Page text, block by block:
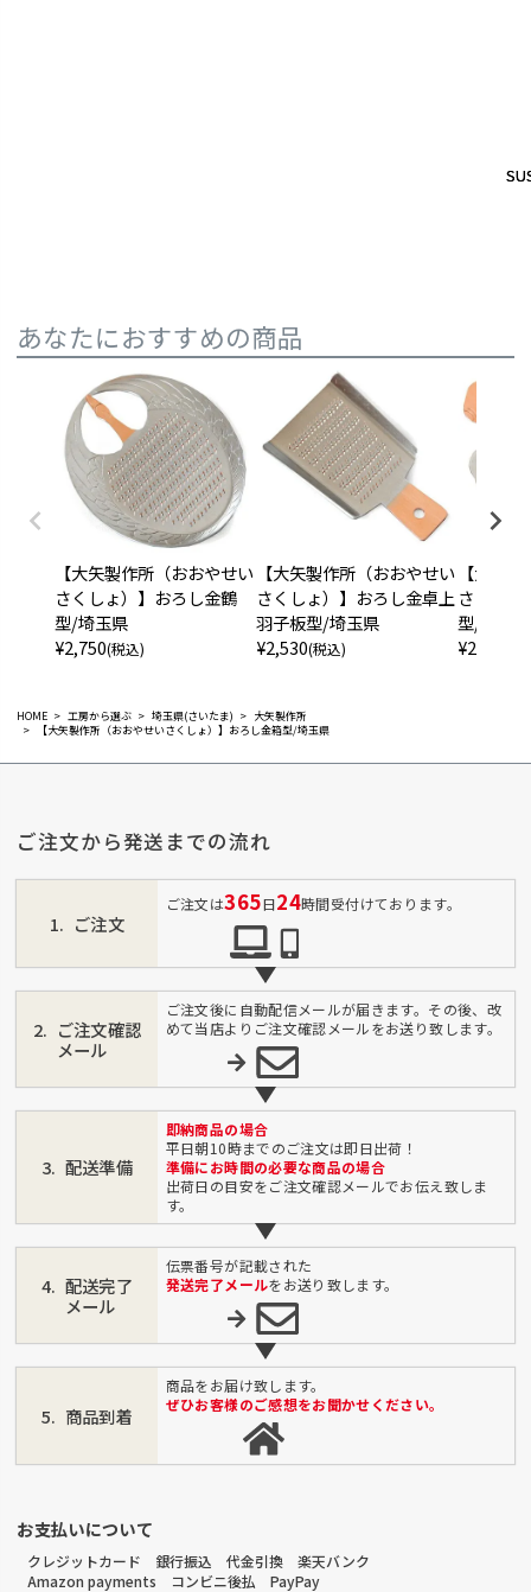
HOME 工房から選ぶ 埼玉県(さいたま)
大矢製作所
【大矢製作所（おおやせいさくしょ）】おろし金箱型/埼玉県
あなたにおすすめの商品
【大矢製作所（おおやせい
さくしょ）】おろし金鶴
型/埼玉県
¥2,750(税込)
【大矢製作所（おおやせい
さくしょ）】おろし金卓上
羽子板型/埼玉県
¥2,530(税込)
【大矢
さくしょ
型/埼玉県
¥2,640
ご注文から発送までの流れ
ご注文
ご注文は365日24時間受付けております。
ご注文確認
メール
ご注文後に自動配信メールが届きます。その後、改
めて当店よりご注文確認メールをお送り致します。
配送準備
即納商品の場合
平日朝10時までのご注文は即日出荷！
準備にお時間の必要な商品の場合
出荷日の目安をご注文確認メールでお伝え致しま
す。
配送完了
メール
伝票番号が記載された
発送完了メールをお送り致します。
商品到着
商品をお届け致します。
ぜひお客様のご感想をお聞かせください。
お支払いについて
クレジットカード 銀行振込 代金引換 楽天バンク
Amazon payments コンビニ後払 PayPay